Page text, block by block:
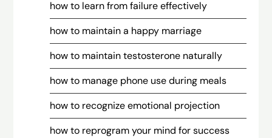
how to learn from failure effectively
how to maintain a happy marriage
how to maintain testosterone naturally
how to manage phone use during meals
how to recognize emotional projection
how to reprogram your mind for success